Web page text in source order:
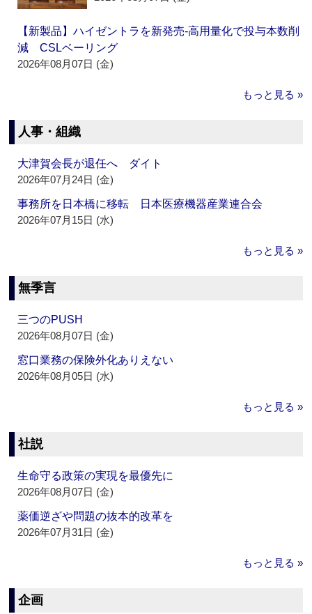
【新製品】ハイゼントラを新発売‐高用量化で投与本数削
減 CSLベーリング
2026年08月07日 (金)
もっと見る »
人事・組織
大津賀会長が退任へ ダイト
2026年07月24日 (金)
事務所を日本橋に移転 日本医療機器産業連合会
2026年07月15日 (水)
もっと見る »
無季言
三つのPUSH
2026年08月07日 (金)
窓口業務の保険外化ありえない
2026年08月05日 (水)
もっと見る »
社説
生命守る政策の実現を最優先に
2026年08月07日 (金)
薬価逆ざや問題の抜本的改革を
2026年07月31日 (金)
もっと見る »
企画